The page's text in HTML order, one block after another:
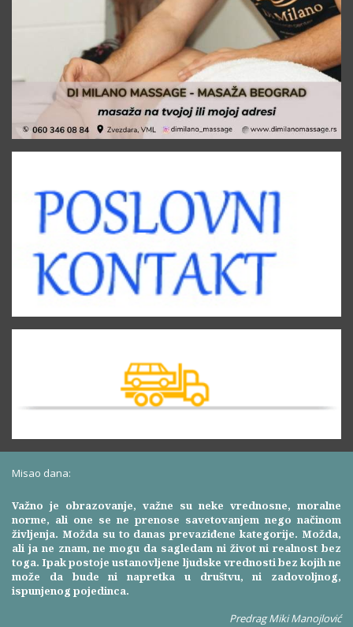
Misao dana:
Važno je obrazovanje, važne su neke vrednosne, moralne
norme, ali one se ne prenose savetovanjem nego načinom
življenja. Možda su to danas prevaziđene kategorije. Možda,
ali ja ne znam, ne mogu da sagledam ni život ni realnost bez
toga. Ipak postoje ustanovljene ljudske vrednosti bez kojih ne
može da bude ni napretka u društvu, ni zadovoljnog,
ispunjenog pojedinca.
Predrag Miki Manojlović